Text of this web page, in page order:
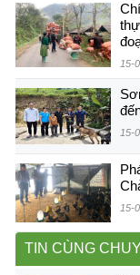
15-
15-
15-
TIN CÙNG